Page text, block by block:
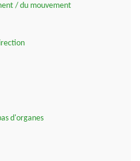
/ du mouvement
d'organes